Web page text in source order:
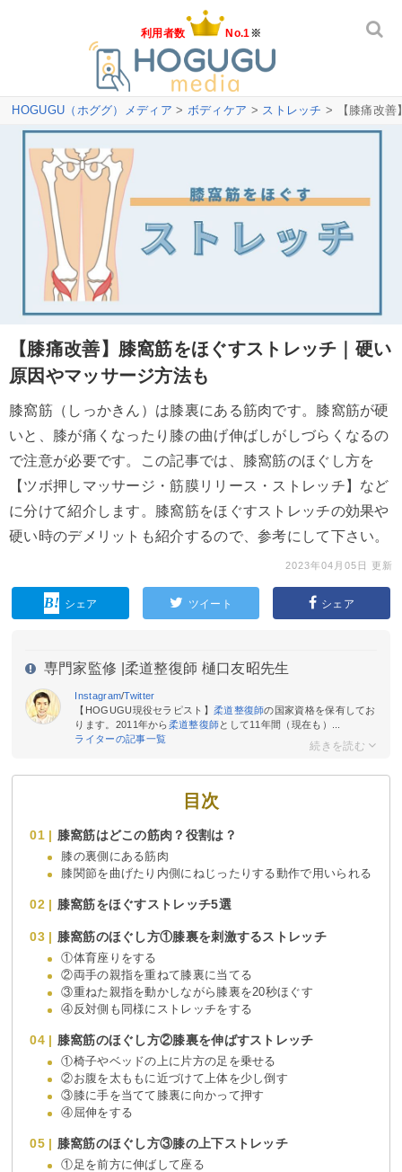
利用者数 No.1 ※
HOGUGU（ホググ）メディア > ボディケア > ストレッチ > 【膝痛改善
【膝痛改善】膝窩筋をほぐすストレッチ｜硬い
原因やマッサージ方法も
膝窩筋（しっかきん）は膝裏にある筋肉です。膝窩筋が硬
いと、膝が痛くなったり膝の曲げ伸ばしがしづらくなるの
で注意が必要です。この記事では、膝窩筋のほぐし方を
【ツボ押しマッサージ・筋膜リリース・ストレッチ】など
に分けて紹介します。膝窩筋をほぐすストレッチの効果や
硬い時のデメリットも紹介するので、参考にして下さい。
2023年04月05日 更新
シェア ツイート シェア
専門家監修 | 柔道整復師 樋口友昭先生
Instagram/Twitter
【HOGUGU現役セラピスト】 柔道整復師の国家資格を保有してお
ります。2011年から柔道整復師として11年間（現在も）...
ライターの記事一覧
目次
膝窩筋はどこの筋肉？役割は？
膝の裏側にある筋肉
膝関節を曲げたり内側にねじったりする動作で用いられる
膝窩筋をほぐすストレッチ5選
膝窩筋のほぐし方①膝裏を刺激するストレッチ
①体育座りをする
②両手の親指を重ねて膝裏に当てる
③重ねた親指を動かしながら膝裏を20秒ほぐす
④反対側も同様にストレッチをする
膝窩筋のほぐし方②膝裏を伸ばすストレッチ
①椅子やベッドの上に片方の足を乗せる
②お腹を太ももに近づけて上体を少し倒す
③膝に手を当てて膝裏に向かって押す
④屈伸をする
膝窩筋のほぐし方③膝の上下ストレッチ
①足を前方に伸ばして座る